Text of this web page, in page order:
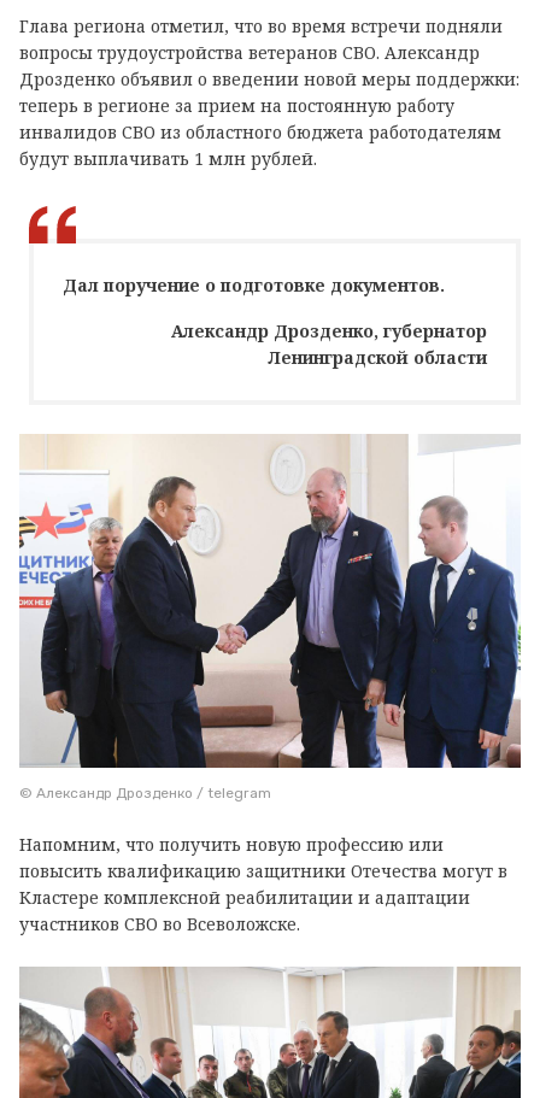
Глава региона отметил, что во время встречи подняли
вопросы трудоустройства ветеранов СВО. Александр
Дрозденко объявил о введении новой меры поддержки:
теперь в регионе за прием на постоянную работу
инвалидов СВО из областного бюджета работодателям
будут выплачивать 1 млн рублей.
Дал поручение о подготовке документов.
Александр Дрозденко, губернатор
Ленинградской области
© Александр Дрозденко / telegram
Напомним, что получить новую профессию или
повысить квалификацию защитники Отечества могут в
Кластере комплексной реабилитации и адаптации
участников СВО во Всеволожске.